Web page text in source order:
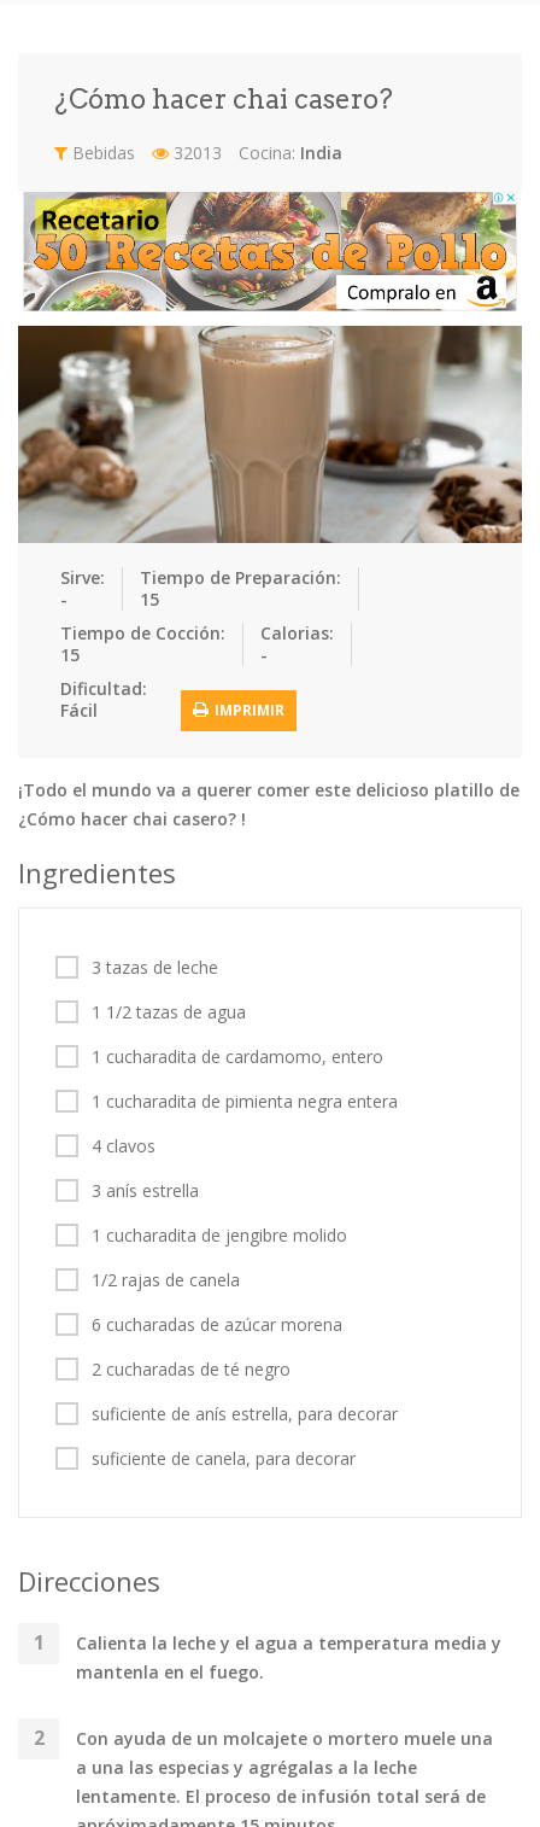
Chiles
Ensaladas Equipment Frutas Galletas
Gelatinas Guarnicion… Helados Hot Dogs
Huevos Mariscos Mermeladas Muffins
Panes Para Niños Pastas Pasteles
Pescados Pizzas Platos Fue… Pollo
Postres Recetas de… Recetas Do… Recetas Fá…
Recetas Me… Recetas Na…
Sandwiches Snacks
Tacos
Tortas Vegetales
Vegetarian…
Tips y Trucos
Entrar / Registrarse
¿Cómo hacer chai casero?
Bebidas 32013 Cocina: India
Sirve:
-
Tiempo de Preparación:
15
Tiempo de Cocción:
15
Calorias:
-
Dificultad:
Fácil
IMPRIMIR
¡Todo el mundo va a querer comer este delicioso platillo de
¿Cómo hacer chai casero? !
Ingredientes
3 tazas de leche
1 1/2 tazas de agua
1 cucharadita de cardamomo, entero
1 cucharadita de pimienta negra entera
4 clavos
3 anís estrella
1 cucharadita de jengibre molido
1/2 rajas de canela
6 cucharadas de azúcar morena
2 cucharadas de té negro
suficiente de anís estrella, para decorar
suficiente de canela, para decorar
Direcciones
Calienta la leche y el agua a temperatura media y
mantenla en el fuego.
Con ayuda de un molcajete o mortero muele una
a una las especias y agrégalas a la leche
lentamente. El proceso de infusión total será de